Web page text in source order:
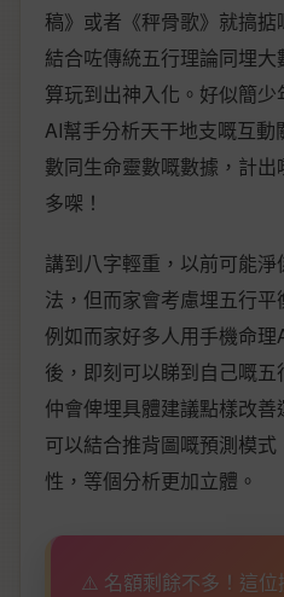
稿》或者《秤骨歌》就搞
結合咗傳統五行理論同埋
算玩到出神入化。好似簡
AI幫手分析天干地支嘅互
數同生命靈數嘅數據，計
多㗎！
講到八字輕重，以前可能
法，但而家會考慮埋五行平
例如而家好多人用手機命
後，即刻可以睇到自己嘅五
仲會俾埋具體建議點樣改
可以結合推背圖嘅預測模
性，等個分析更加立體。
⚠️ 名額剩餘不多！這位